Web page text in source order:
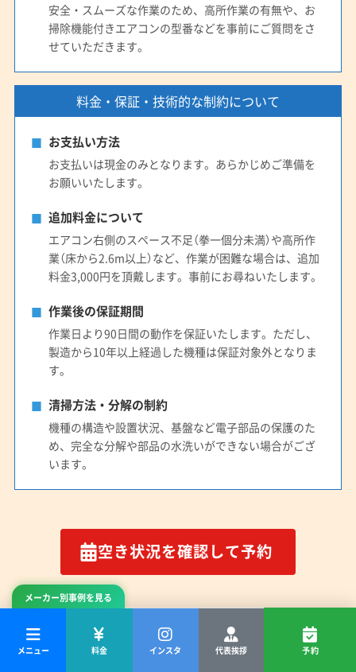
メーカー別事例を見る
メニュー 料金 インスタ 代表挨拶 予約
安全・スムーズな作業のため、高所作業の有無や、お
掃除機能付きエアコンの型番などを事前にご質問をさ
せていただきます。
料金・保証・技術的な制約について
お支払い方法
お支払いは現金のみとなります。あらかじめご準備を
お願いいたします。
追加料金について
エアコン右側のスペース不足（拳一個分未満）や高所作
業（床から2.6m以上）など、作業が困難な場合は、追加
料金3,000円を頂戴します。事前にお尋ねいたします。
作業後の保証期間
作業日より90日間の動作を保証いたします。ただし、
製造から10年以上経過した機種は保証対象外となりま
す。
清掃方法・分解の制約
機種の構造や設置状況、基盤など電子部品の保護のた
め、完全な分解や部品の水洗いができない場合がござ
います。
空き状況を確認して予約
お問い合わせ